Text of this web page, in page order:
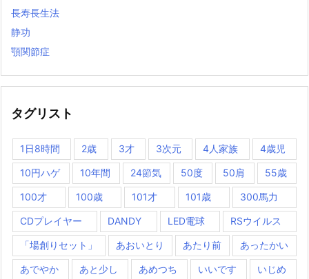
長寿長生法
静功
顎関節症
タグリスト
1日8時間 2歳 3才 3次元 4人家族 4歳児
10円ハゲ 10年間 24節気 50度 50肩 55歳
100才 100歳 101才 101歳 300馬力
CDプレイヤー DANDY LED電球 RSウイルス
「場創りセット」 あおいとり あたり前 あったかい
あでやか あと少し あめつち いいです いじめ